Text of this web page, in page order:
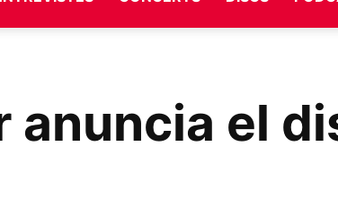
Fila
anuncia el